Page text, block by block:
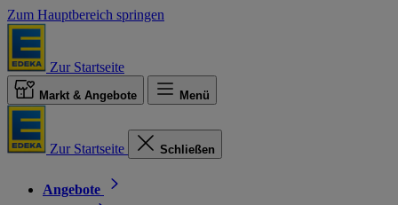
Zum Hauptbereich springen
Zur Startseite
Markt & Angebote Menü
Zur Startseite Schließen
Angebote